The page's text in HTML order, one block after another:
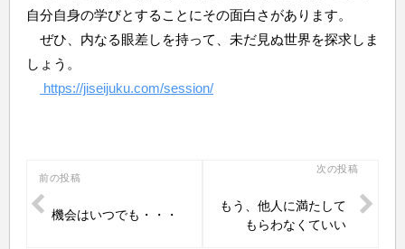
自分自身の学びとすることにその面白さがあります。
ぜひ、内なる眼差しを持って、未だ見ぬ世界を探求しま
しょう。
https://jiseijuku.com/session/
投
稿
前の投稿
機会はいつでも・・・
次の投稿
もう、他人に満たして
もらわなくていい